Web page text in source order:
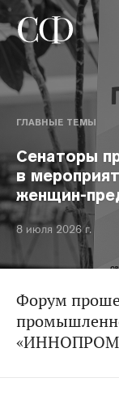
ГЛАВНЫЕ ТЕМЫ
Сенаторы
в
женщин-
8 июля 2026 г.
Форум
«ИННОПРОМ-